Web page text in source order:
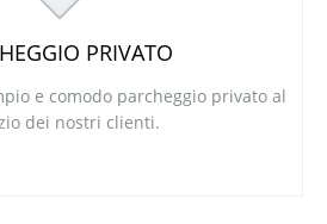
PRIVATO
e comodo parcheggio privato al
dei nostri clienti.